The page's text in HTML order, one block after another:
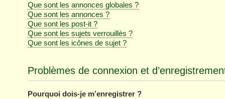
Que sont les annonces globales ?
Que sont les annonces ?
Que sont les post-it ?
Que sont les sujets verrouillés ?
Que sont les icônes de sujet ?
Problèmes de connexion et
Pourquoi dois-je m’enregistrer ?